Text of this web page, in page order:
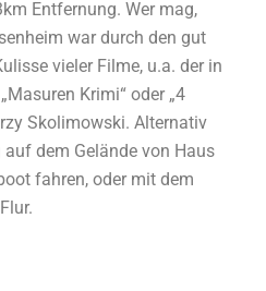
Entfernung. Wer mag,
war durch den gut
vieler Filme, u.a. der in
Krimi“ oder „4
Skolimowski. Alternativ
dem Gelände von Haus
fahren, oder mit dem